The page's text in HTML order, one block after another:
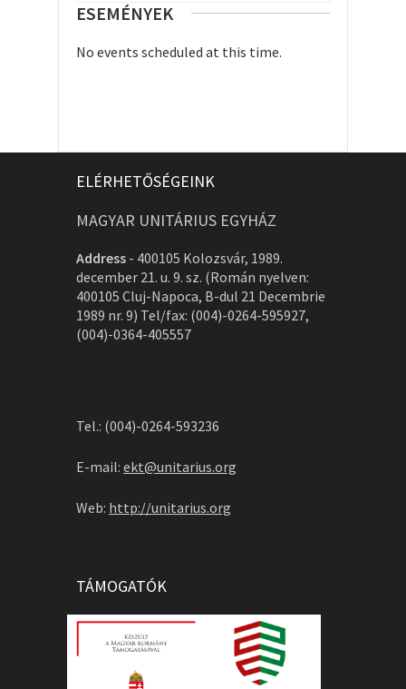
ESEMÉNYEK
No events scheduled at this time.
ELÉRHETŐSÉGEINK
MAGYAR UNITÁRIUS EGYHÁZ
Address - 400105 Kolozsvár, 1989.
december 21. u. 9. sz. (Román nyelven:
400105 Cluj-Napoca, B-dul 21 Decembrie
1989 nr. 9) Tel/fax: (004)-0264-595927,
(004)-0364-405557
Tel.: (004)-0264-593236
E-mail: ekt@unitarius.org
Web: http://unitarius.org
TÁMOGATÓK